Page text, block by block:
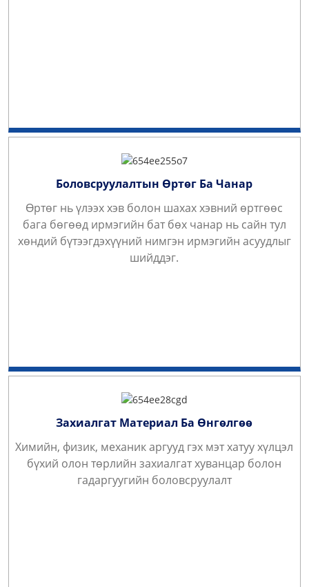
Боловсруулалтын Өртөг Ба Чанар
Өртөг нь үлээх хэв болон шахах хэвний өртгөөс
бага бөгөөд ирмэгийн бат бөх чанар нь сайн тул
хөндий бүтээгдэхүүний нимгэн ирмэгийн асуудлыг
шийддэг.
Захиалгат Материал Ба Өнгөлгөө
Химийн, физик, механик аргууд гэх мэт хатуу хүлцэл
бүхий олон төрлийн захиалгат хуванцар болон
гадаргуугийн боловсруулалт